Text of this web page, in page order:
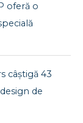
oferă o
câștigă 43
de